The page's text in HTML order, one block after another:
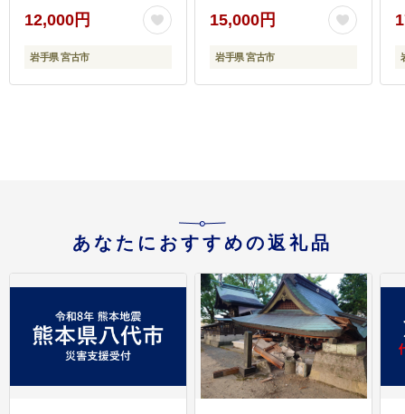
12,000円
岩手県 宮古市
地域：離島】
15,000円
岩手県 宮古市
あなたにおすすめの返礼品